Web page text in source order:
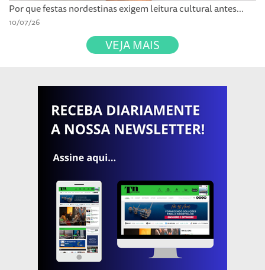
Por que festas nordestinas exigem leitura cultural antes...
10/07/26
VEJA MAIS